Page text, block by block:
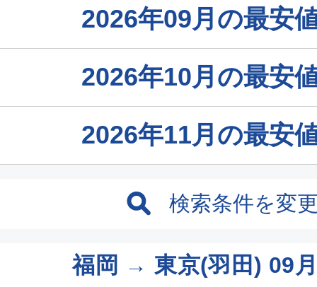
2026年09月の最安
2026年10月の最安
2026年11月の最安
検索条件を変
福岡 → 東京(羽田) 09